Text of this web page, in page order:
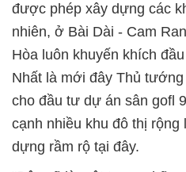
được phép xây dựng các
nhiên, ở Bài Dài - Cam
Hòa luôn khuyến khích
Nhất là mới đây Thủ
cho đầu tư dự án sân gofl
cạnh nhiều khu đô thị
dựng rầm rộ tại đây.